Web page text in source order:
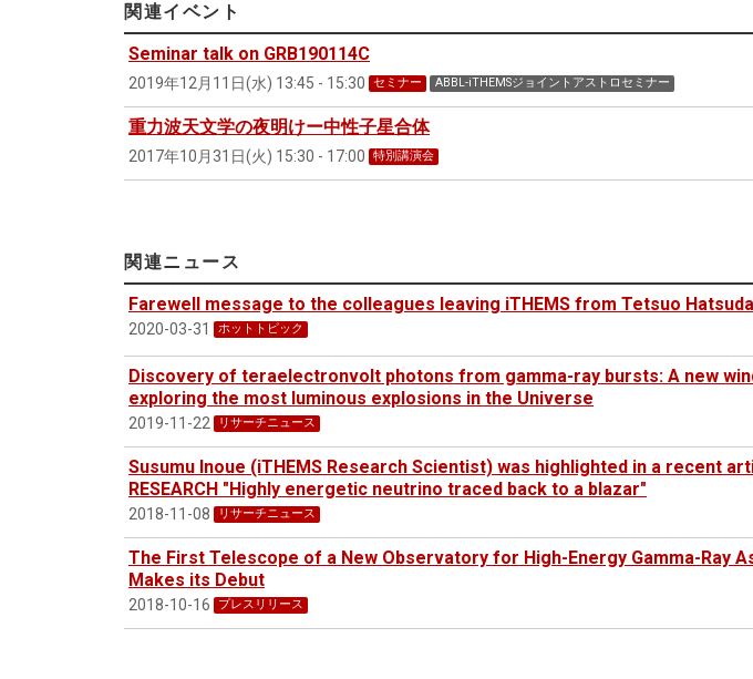
関連イベント
Seminar talk on GRB190114C
2019年12月11日(水) 13:45 - 15:30 セミナー ABBL-iTHEMSジョイントアストロセミナー
重力波天文学の夜明けー中性子星合体
2017年10月31日(火) 15:30 - 17:00 特別講演会
関連ニュース
Farewell message to the colleagues leaving iTHEMS from Tetsuo Hatsuda
2020-03-31 ホットトピック
Discovery of teraelectronvolt photons from gamma-ray bursts: A new
exploring the most luminous explosions in the Universe
2019-11-22 リサーチニュース
Susumu Inoue (iTHEMS Research Scientist) was highlighted in a recent
RESEARCH "Highly energetic neutrino traced back to a blazar"
2018-11-08 リサーチニュース
The First Telescope of a New Observatory for High-Energy Gamma-Ray
Makes its Debut
2018-10-16 プレスリリース